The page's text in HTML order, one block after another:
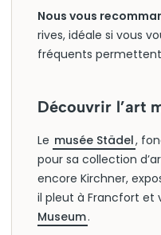
Nous vous
rives, idéale si vous
fréquents
Découvrir l’art
Le musée Städel,
pour sa collection
encore Kirchner,
il pleut à Francfort et
Museum.